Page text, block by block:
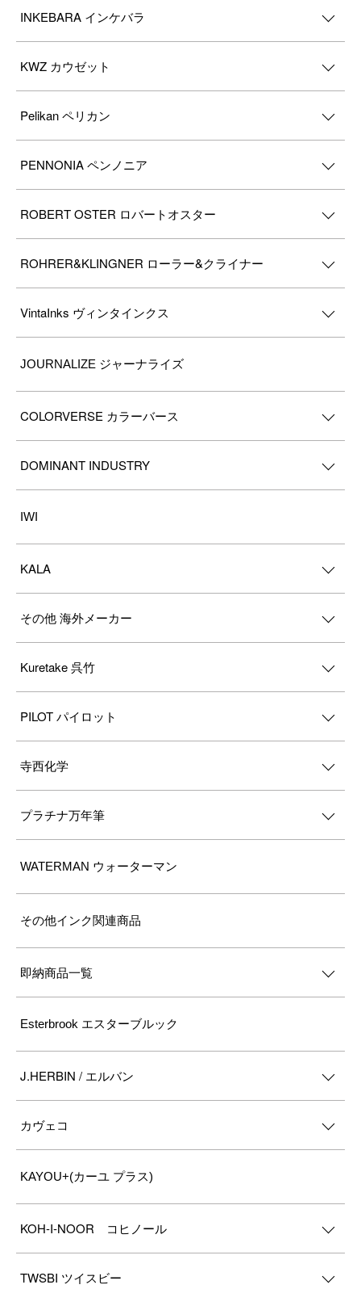
INKEBARA インケバラ
KWZ カウゼット
Pelikan ペリカン
PENNONIA ペンノニア
ROBERT OSTER ロバートオスター
ROHRER&KLINGNER ローラー&クライナー
VintaInks ヴィンタインクス
JOURNALIZE ジャーナライズ
COLORVERSE カラーバース
DOMINANT INDUSTRY
IWI
KALA
その他 海外メーカー
Kuretake 呉竹
PILOT パイロット
寺西化学
プラチナ万年筆
WATERMAN ウォーターマン
その他インク関連商品
即納商品一覧
Esterbrook エスターブルック
J.HERBIN / エルバン
カヴェコ
KAYOU+(カーユ プラス)
KOH-I-NOOR コヒノール
TWSBI ツイスビー